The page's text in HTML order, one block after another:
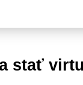
stať